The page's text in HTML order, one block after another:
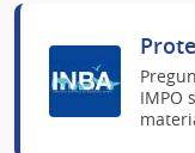
IMPO